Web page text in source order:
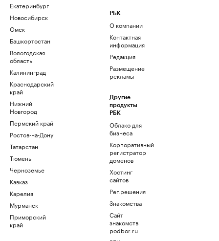
Екатеринбург
Новосибирск
Омск
Башкортостан
Вологодская
область
Калининград
Краснодарский
край
Нижний
Новгород
Пермский край
Ростов-на-Дону
Татарстан
Тюмень
Черноземье
Кавказ
Карелия
Мурманск
Приморский
край
РБК
О компании
Контактная
информация
Редакция
Размещение
рекламы
Другие
продукты
РБК
Облако для
бизнеса
Корпоративный
регистратор
доменов
Хостинг
сайтов
Рег.решения
Знакомства
Сайт
знакомств
podbor.ru